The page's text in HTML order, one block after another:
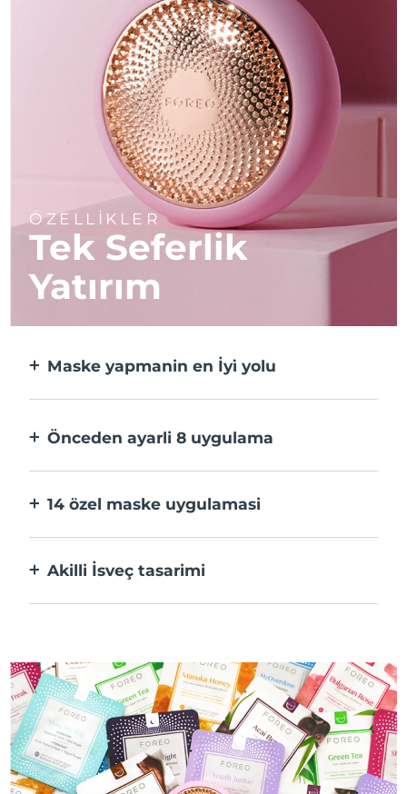
ÖZELLİKLER
Tek Seferlik
Yatırım
Maske yapmanin en İyi̇ yolu
Önceden ayarli 8 uygulama
14 özel maske uygulamasi
Akilli İsveç tasarimi